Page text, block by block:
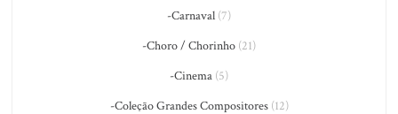
-Carnaval (7)
-Choro / Chorinho (21)
-Cinema (5)
-Coleção Grandes Compositores(12)